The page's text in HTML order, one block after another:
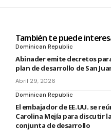
También te puede
Dominican Republic
Abinader emite decretos
plan de desarrollo de San
Abril 29, 2026
Dominican Republic
El embajador de EE.UU. se
Carolina Mejía para discutir
conjunta de desarrollo